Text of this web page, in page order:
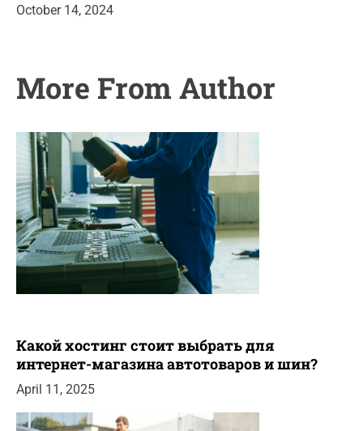
October 14, 2024
More From Author
Какой хостинг стоит выбрать для
интернет-магазина автотоваров и шин?
April 11, 2025